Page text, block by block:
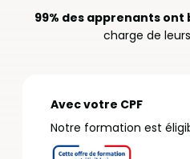
99% des apprenants ont
charge de
Avec votre CPF
Notre formation est